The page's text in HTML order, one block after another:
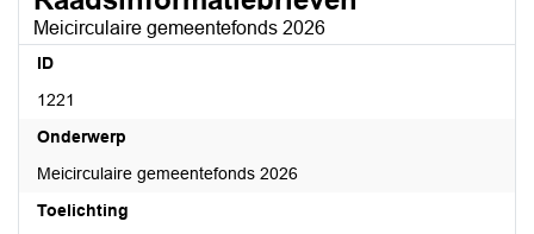
Meicirculaire gemeentefonds 2026
ID
1221
Onderwerp
Meicirculaire gemeentefonds 2026
Toelichting